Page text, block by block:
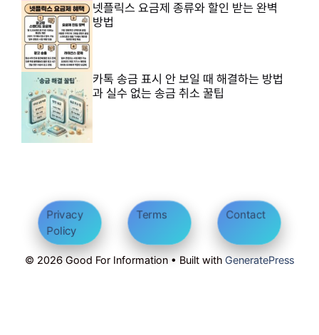
넷플릭스 요금제 종류와 할인 받는 완벽
방법
카톡 송금 표시 안 보일 때 해결하는 방법
과 실수 없는 송금 취소 꿀팁
© 2026 Good For Information • Built with GeneratePress
Privacy
Policy
Terms Contact